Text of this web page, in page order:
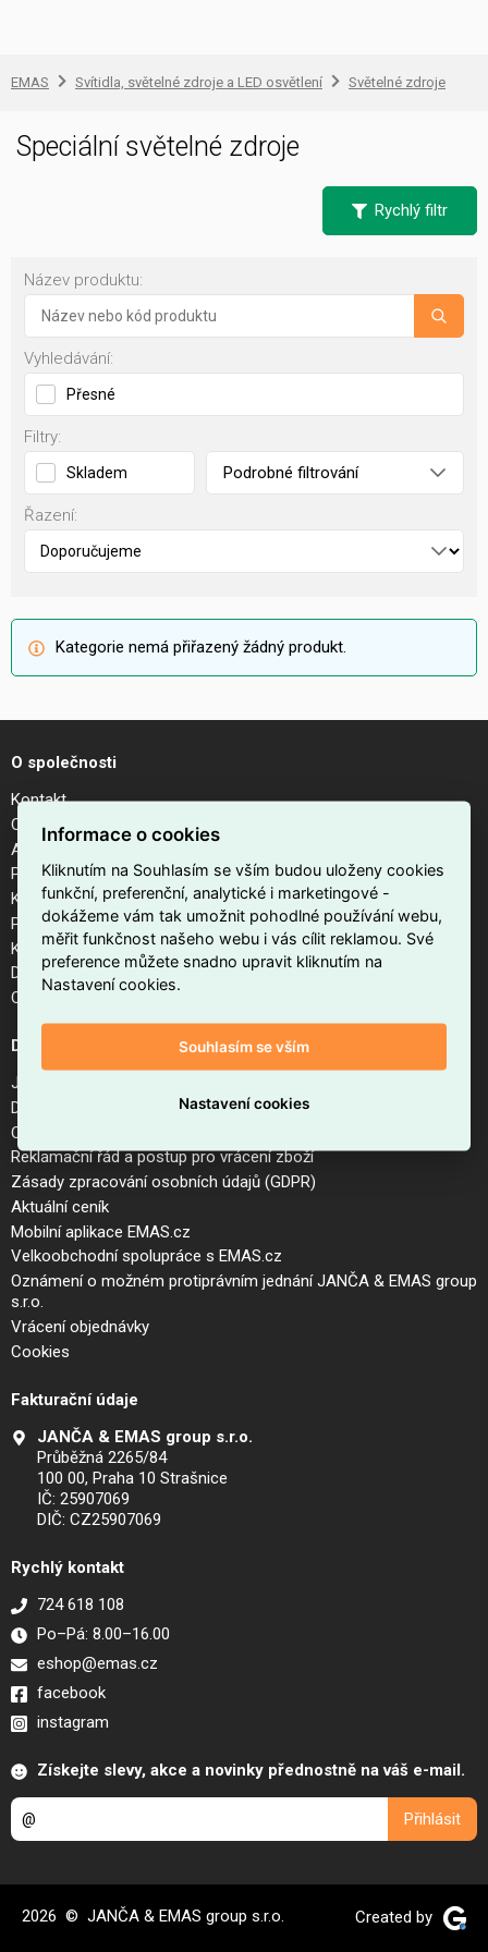
EMAS Svítidla, světelné zdroje a LED osvětlení Světelné zdroje
Speciální světelné zdroje
Rychlý filtr
Název produktu:
Vyhledávání:
Přesné
Filtry:
Skladem Podrobné filtrování
Řazení:
Kategorie nemá přiřazený žádný produkt.
O společnosti
Kontakt
O nás
Aktuality
Podporujeme
Kalendář akcí
Pobočky
Kariéra
Dodavatelé
Odhlášení z newsletteru
Důležité odkazy
Jak nakupovat na EMAS.cz
Doprava a platba
Obchodní podmínky internetového obchodu EMAS.cz
Reklamační řád a postup pro vrácení zboží
Zásady zpracování osobních údajů (GDPR)
Aktuální ceník
Mobilní aplikace EMAS.cz
Velkoobchodní spolupráce s EMAS.cz
Oznámení o možném protiprávním jednání JANČA & EMAS group
s.r.o.
Vrácení objednávky
Cookies
Fakturační údaje
JANČA & EMAS group s.r.o.
Průběžná 2265/84
100 00, Praha 10 Strašnice
IČ: 25907069
DIČ: CZ25907069
Rychlý kontakt
724 618 108
Po–Pá: 8.00–16.00
eshop@emas.cz
facebook
instagram
Získejte slevy, akce a novinky přednostně na váš e-mail.
2026 © JANČA & EMAS group s.r.o. Created by
Informace o cookies
Kliknutím na Souhlasím se vším budou uloženy cookies
funkční, preferenční, analytické i marketingové -
dokážeme vám tak umožnit pohodlné používání webu,
měřit funkčnost našeho webu i vás cílit reklamou. Své
preference můžete snadno upravit kliknutím na
Nastavení cookies.
Souhlasím se vším
Nastavení cookies